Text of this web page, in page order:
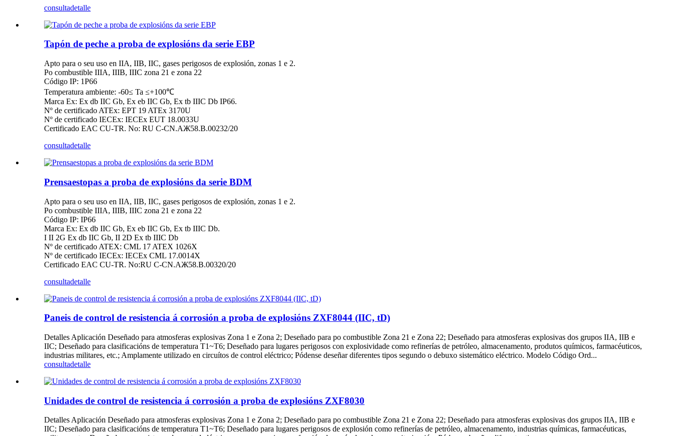
consultadetalle
Tapón de peche a proba de explosións da serie EBP
Apto para o seu uso en IIA, IIB, IIC, gases perigosos de explosión, zonas 1 e 2.
Po combustible IIIA, IIIB, IIIC zona 21 e zona 22
Código IP: 1P66
Temperatura ambiente: -60≤ Ta ≤+100℃
Marca Ex: Ex db IIC Gb, Ex eb IIC Gb, Ex tb IIIC Db IP66.
Nº de certificado ATEx: EPT 19 ATEx 3170U
Nº de certificado IECEx: IECEx EUT 18.0033U
Certificado EAC CU-TR. No: RU C-CN.AЖ58.B.00232/20
consultadetalle
Prensaestopas a proba de explosións da serie BDM
Apto para o seu uso en IIA, IIB, IIC, gases perigosos de explosión, zonas 1 e 2.
Po combustible IIIA, IIIB, IIIC zona 21 e zona 22
Código IP: IP66
Marca Ex: Ex db IIC Gb, Ex eb IIC Gb, Ex tb IIIC Db.
I II 2G Ex db IIC Gb, II 2D Ex tb IIIC Db
Nº de certificado ATEX: CML 17 ATEX 1026X
Nº de certificado IECEx: IECEx CML 17.0014X
Certificado EAC CU-TR. No:RU C-CN.AЖ58.B.00320/20
consultadetalle
Paneis de control de resistencia á corrosión a proba de explosións ZXF8044 (IIC, tD)
Detalles Aplicación Deseñado para atmosferas explosivas Zona 1 e Zona 2; Deseñado para po combustible Zona 21 e Zona 22; Deseñado para atmosferas explosivas dos grupos IIA, IIB e
IIC; Deseñado para clasificacións de temperatura T1~T6; Deseñado para lugares perigosos con explosividade como refinerías de petróleo, almacenamento, produtos químicos, farmacéuticos,
industrias militares, etc.; Amplamente utilizado en circuítos de control eléctrico; Pódense deseñar diferentes tipos segundo o debuxo sistemático eléctrico. Modelo Código Ord...
consultadetalle
Unidades de control de resistencia á corrosión a proba de explosións ZXF8030
Detalles Aplicación Deseñado para atmosferas explosivas Zona 1 e Zona 2; Deseñado para po combustible Zona 21 e Zona 22; Deseñado para atmosferas explosivas dos grupos IIA, IIB e
IIC; Deseñado para clasificacións de temperatura T1~T6; Deseñado para lugares perigosos de explosión como refinerías de petróleo, almacenamento, industrias químicas, farmacéuticas,